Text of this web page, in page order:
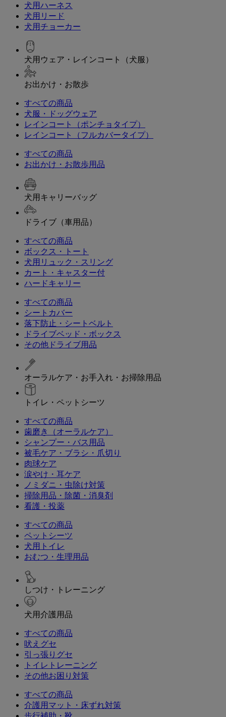
犬用ハーネス
犬用リード
犬用チョーカー
犬用ウェア・レインコート（犬服）
お出かけ・お散歩
すべての商品
犬服・ドッグウェア
レインコート（ポンチョタイプ）
レインコート（フルカバータイプ）
すべての商品
お出かけ・お散歩用品
犬用キャリーバッグ
ドライブ（車用品）
すべての商品
ボックス・トート
犬用リュック・スリング
カート・キャスター付
ハードキャリー
すべての商品
シートカバー
落下防止・シートベルト
ドライブベッド・ボックス
その他ドライブ用品
オーラルケア・お手入れ・お掃除用品
トイレ・ペットシーツ
すべての商品
歯磨き（オーラルケア）
シャンプー・バス用品
被毛ケア・ブラシ・爪切り
肉球ケア
涙やけ・耳ケア
ノミダニ・虫除け対策
掃除用品・除菌・消臭剤
看護・投薬
すべての商品
ペットシーツ
犬用トイレ
おむつ・生理用品
しつけ・トレーニング
犬用介護用品
すべての商品
吠えグセ
引っ張りグセ
トイレトレーニング
その他お困り対策
すべての商品
介護用マット・床ずれ対策